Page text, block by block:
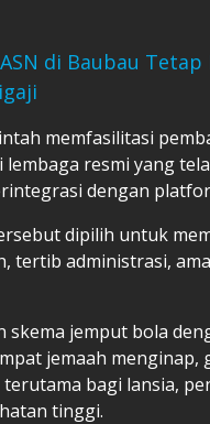
di Baubau
memfasilitasi
lembaga resmi yang
dengan
dipilih untuk
tertib administrasi,
skema jemput bola
jemaah menginap,
bagi lansia,
tinggi.